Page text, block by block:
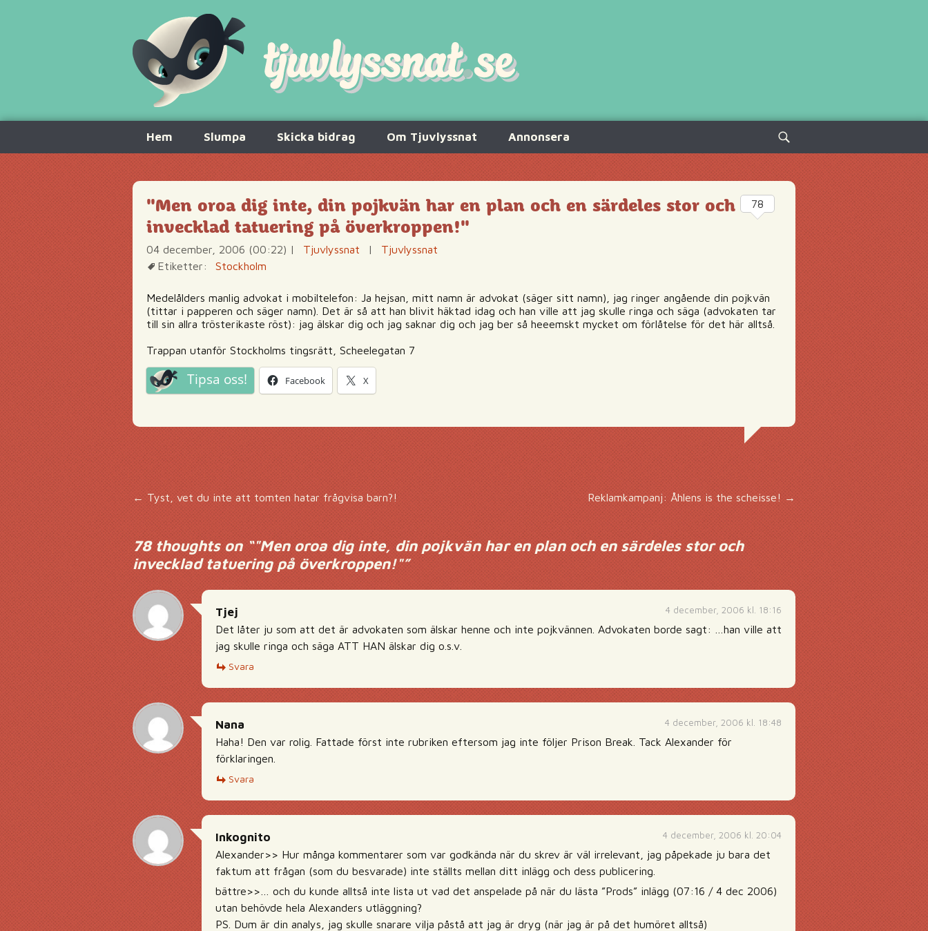
innehåll
Hem Slumpa Skicka bidrag Om Tjuvlyssnat Annonsera
Sök
efter:
"Men oroa dig inte, din pojkvän har en plan och en särdeles stor och
invecklad tatuering på överkroppen!"
04 december, 2006 (00:22) | Tjuvlyssnat |
Tjuvlyssnat
Etiketter:
Stockholm
Medelålders manlig advokat i mobiltelefon: Ja hejsan, mitt namn är advokat (säger sitt namn), jag ringer angående din pojkvän
(tittar i papperen och säger namn). Det är så att han blivit häktad idag och han ville att jag skulle ringa och säga (advokaten tar
till sin allra trösterikaste röst): jag älskar dig och jag saknar dig och jag ber så heeemskt mycket om förlåtelse för det här alltså.
Trappan utanför Stockholms tingsrätt, Scheelegatan 7
Tipsa oss! Facebook X
78
Inläggsnavigering
← Tyst, vet du inte att tomten hatar frågvisa barn?! Reklamkampanj: Åhlens is the scheisse! →
78 thoughts on “"Men oroa dig inte, din pojkvän har en plan och en särdeles stor och
invecklad tatuering på överkroppen!"”
4 december, 2006 kl. 18:16
Tjej
Det låter ju som att det är advokaten som älskar henne och inte pojkvännen. Advokaten borde sagt: …han ville att
jag skulle ringa och säga ATT HAN älskar dig o.s.v.
Svara
4 december, 2006 kl. 18:48
Nana
Haha! Den var rolig. Fattade först inte rubriken eftersom jag inte följer Prison Break. Tack Alexander för
förklaringen.
Svara
4 december, 2006 kl. 20:04
Inkognito
Alexander>> Hur många kommentarer som var godkända när du skrev är väl irrelevant, jag påpekade ju bara det
faktum att frågan (som du besvarade) inte ställts mellan ditt inlägg och dess publicering.
bättre>>… och du kunde alltså inte lista ut vad det anspelade på när du lästa ”Prods” inlägg (07:16 / 4 dec 2006)
utan behövde hela Alexanders utläggning?
PS. Dum är din analys, jag skulle snarare vilja påstå att jag är dryg (när jag är på det humöret alltså)